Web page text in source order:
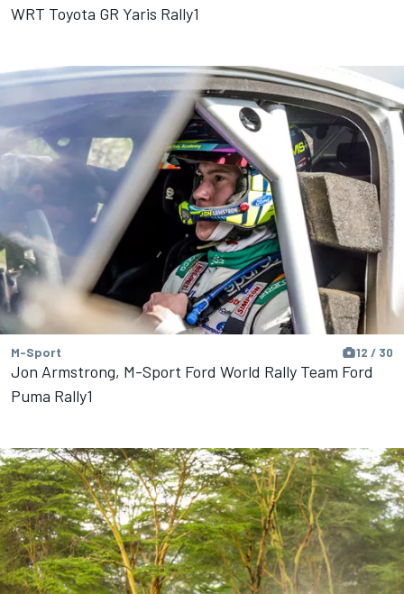
WRT Toyota GR Yaris Rally1
M-Sport 12 / 30
Jon Armstrong, M-Sport Ford World Rally Team Ford
Puma Rally1